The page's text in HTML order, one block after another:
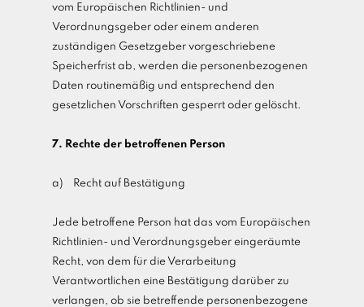
vom Europäischen Richtlinien- und
Verordnungsgeber oder einem anderen
zuständigen Gesetzgeber vorgeschriebene
Speicherfrist ab, werden die personenbezogenen
Daten routinemäßig und entsprechend den
gesetzlichen Vorschriften gesperrt oder gelöscht.
7. Rechte der betroffenen Person
a) Recht auf Bestätigung
Jede betroffene Person hat das vom Europäischen
Richtlinien- und Verordnungsgeber eingeräumte
Recht, von dem für die Verarbeitung
Verantwortlichen eine Bestätigung darüber zu
verlangen, ob sie betreffende personenbezogene